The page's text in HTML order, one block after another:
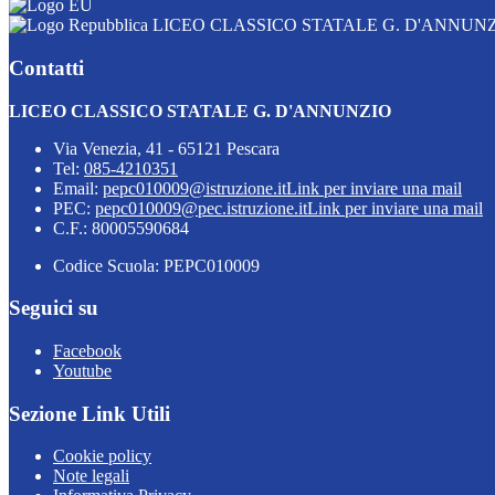
LICEO CLASSICO STATALE G.
Contatti
LICEO CLASSICO STATALE G. D'ANNUNZIO
Via Venezia, 41 - 65121 Pescara
Tel: 085-4210351
Email: pepc010009@istruzione.itLink per inviare una mail
PEC: pepc010009@pec.istruzione.itLink per inviare una mail
C.F.: 80005590684
Codice Scuola: PEPC010009
Seguici su
Facebook
Youtube
Sezione Link Utili
Cookie policy
Note legali